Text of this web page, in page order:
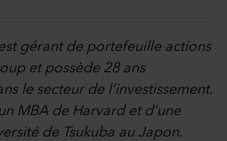
gérant de portefeuille actions
et possède 28 ans
le secteur de l’investissement.
MBA de Harvard et d’une
de Tsukuba au Japon.